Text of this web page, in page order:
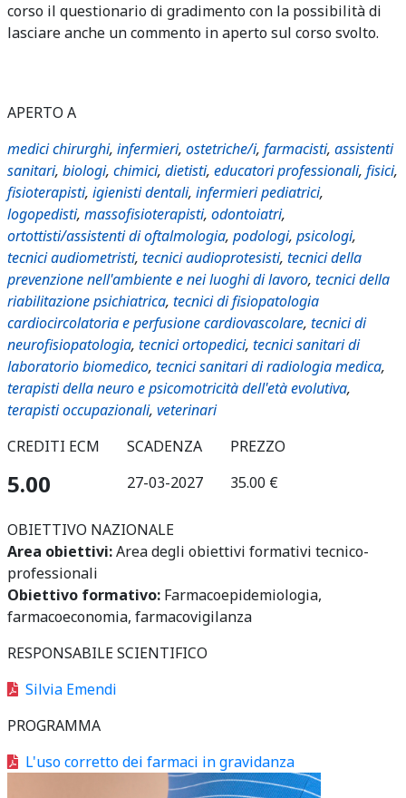
corso il questionario di gradimento con la possibilità di
lasciare anche un commento in aperto sul corso svolto.
APERTO A
medici chirurghi, infermieri, ostetriche/i, farmacisti, assistenti
sanitari, biologi, chimici, dietisti, educatori professionali, fisici,
fisioterapisti, igienisti dentali, infermieri pediatrici,
logopedisti, massofisioterapisti, odontoiatri,
ortottisti/assistenti di oftalmologia, podologi, psicologi,
tecnici audiometristi, tecnici audioprotesisti, tecnici della
prevenzione nell'ambiente e nei luoghi di lavoro, tecnici della
riabilitazione psichiatrica, tecnici di fisiopatologia
cardiocircolatoria e perfusione cardiovascolare, tecnici di
neurofisiopatologia, tecnici ortopedici, tecnici sanitari di
laboratorio biomedico, tecnici sanitari di radiologia medica,
terapisti della neuro e psicomotricità dell'età evolutiva,
terapisti occupazionali, veterinari
CREDITI ECM
5.00
SCADENZA
27-03-2027
PREZZO
35.00 €
OBIETTIVO NAZIONALE
Area obiettivi:Area degli obiettivi formativi tecnico-
professionali
Obiettivo formativo: Farmacoepidemiologia,
farmacoeconomia, farmacovigilanza
RESPONSABILE SCIENTIFICO
Silvia Emendi
PROGRAMMA
L'uso corretto dei farmaci in gravidanza